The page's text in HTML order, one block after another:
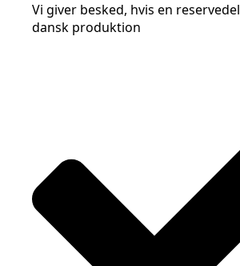
Vi giver besked, hvis en
dansk produktion